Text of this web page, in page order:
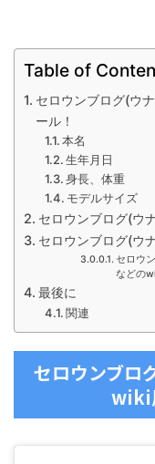
Table of
セロウンブログ(ウ
ール！
本名
生年月日
身長、体重
モデルサイズ
セロウンブログ(ウ
セロウンブログ(ウ
セロウ
などの
最後に
関連
セロウンブロ
wiki